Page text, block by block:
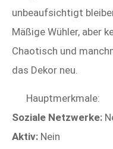
unbeaufsichtigt
Mäßige Wühler, aber
Chaotisch und
das Dekor neu.
Hauptmerkmale:
Soziale Netzwerke:
Aktiv: Nein